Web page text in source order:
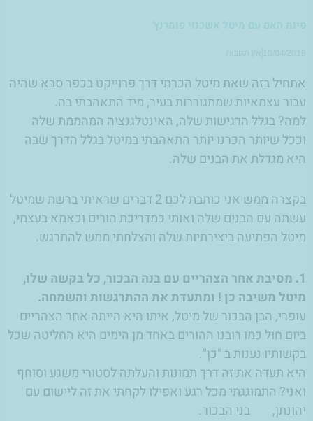
פינת האם עם מיטל אשכנזי פומרנץ'
אתחיל בזה שאת מיטל הכרתי דרך פרוייקט בכפר סבא שהיה
עבור עצמאיות שמתגוררות בעיר, מיד התאהבתי בה.
למה? בגלל הרגישות שלה, האינטלגנציה המהממת שלה
וככל שיותר הכרנו יותר התאהבתי במיטל בגלל הדרך שבה
היא מגדלת את הבנים שלה.
בקצרה ממש אני כותבת לכם 2 דברים שראיתי ברשת שמיטל
עשתה עם הבנים שלה ואותי כמדריכת הורים וכאמא בעצמי,
מיטל הפתיעה ביצירתיות שלה והצלחתי ממש להתרגש.
1. מסיבת אחר הצהריים עם בנה הבכור, כל בקשה שלו,
מיטל משיבה כן ! ומתעדת את ההתרגשות והשמחה.
עופרי, הבן הבכור של מיטל, איתו היא הייתה אחר הצהריים
ביום חול כמו רובנו ההורים באחד מן הימים היא החליטה שכל
בקשותיו נענות ב "כן".
היא תעדה את זה דרך תמונות והעלתה לסטורי משגע וסוחף
ואני? התמוגגתי מכל רגע ואפילו לקחתי את זה ליישום עם
יהונתן, בני הבכור.